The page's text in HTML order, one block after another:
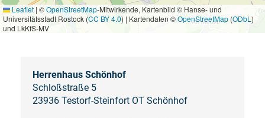
Leaflet | ©OpenStreetMap-Mitwirkende, Kartenbild © Hanse- und
Universitätsstadt Rostock (CC BY 4.0) | Kartendaten ©OpenStreetMap(ODbL )
und LkKfS-MV
Herrenhaus Schönhof
Schloßstraße 5
23936 Testorf-Steinfort OT Schönhof